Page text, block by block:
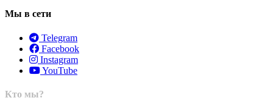
Мы в сети
Telegram
Facebook
Instagram
YouTube
Кто мы?